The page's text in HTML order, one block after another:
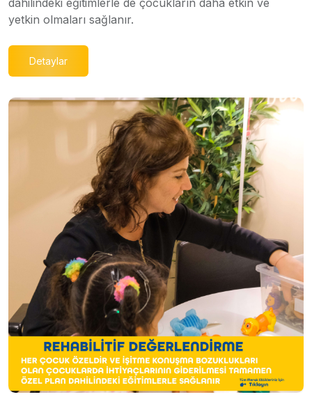
dahilindeki eğitimlerle de çocukların daha etkin ve
yetkin olmaları sağlanır.
Detaylar